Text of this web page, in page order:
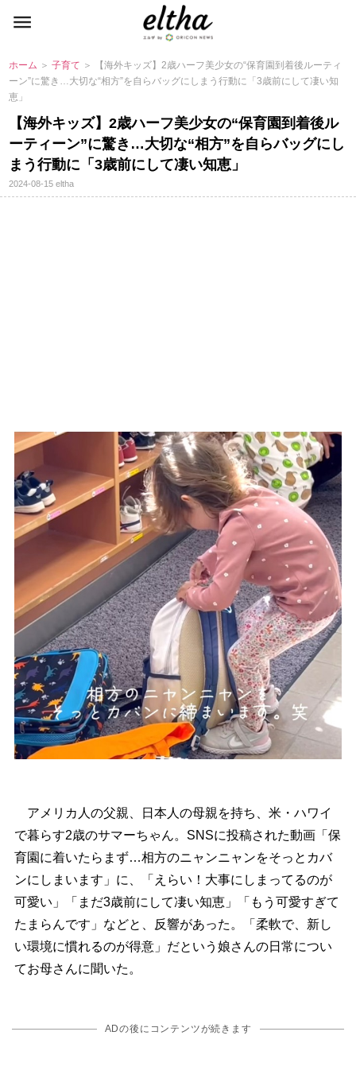
ホーム ＞子育て ＞ 【海外キッズ】2歳ハーフ美少女の“保育園到着後ルーティ
ーン”に驚き…大切な“相方”を自らバッグにしまう行動に「3歳前にして凄い知
恵」
【海外キッズ】2歳ハーフ美少女の“保育園到着後ル
ーティーン”に驚き…大切な“相方”を自らバッグにし
まう行動に「3歳前にして凄い知恵」
2024-08-15eltha
アメリカ人の父親、日本人の母親を持ち、米・ハワイ
で暮らす2歳のサマーちゃん。SNSに投稿された動画「保
育園に着いたらまず…相方のニャンニャンをそっとカバ
ンにしまいます」に、「えらい！大事にしまってるのが
可愛い」「まだ3歳前にして凄い知恵」「もう可愛すぎて
たまらんです」などと、反響があった。「柔軟で、新し
い環境に慣れるのが得意」だという娘さんの日常につい
てお母さんに聞いた。
ADの後にコンテンツが続きます